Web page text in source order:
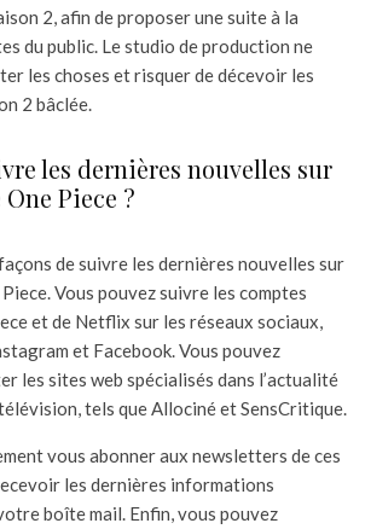
2, afin de proposer une suite à la
du public. Le studio de production ne
les choses et risquer de décevoir les
2 bâclée.
les dernières nouvelles sur
Piece ?
de suivre les dernières nouvelles sur
Vous pouvez suivre les comptes
et de Netflix sur les réseaux sociaux,
et Facebook. Vous pouvez
les sites web spécialisés dans l’actualité
tels que Allociné et SensCritique.
vous abonner aux newsletters de ces
les dernières informations
boîte mail. Enfin, vous pouvez